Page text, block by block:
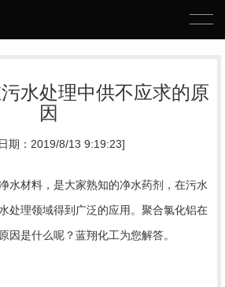
水处理中供不应求的原
因
期：2019/8/13 9:19:23]
水材料，是大家熟知的净水药剂，在污水
处理领域得到广泛的应用。聚合氯化铝在
因是什么呢？蓝翔化工为您解答。